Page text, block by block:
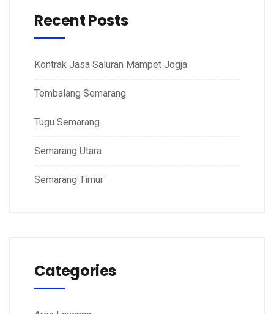
Recent Posts
Kontrak Jasa Saluran Mampet Jogja
Tembalang Semarang
Tugu Semarang
Semarang Utara
Semarang Timur
Categories